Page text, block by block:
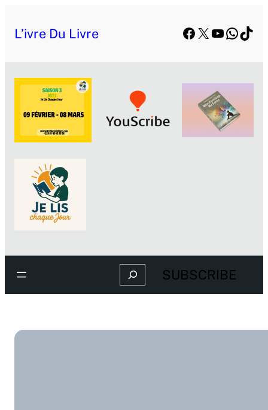
L’ivre Du Livre Facebook
X YouTube
Search SUBSCRIBE